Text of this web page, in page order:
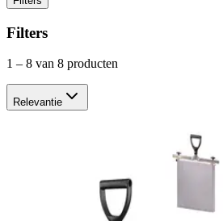
Filters
1 – 8 van 8 producten
Relevantie